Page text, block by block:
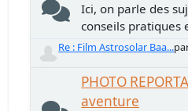
Ici, on parle des
conseils pratiques
Re : Film Astrosolar Baa...
PHOTO
aventure